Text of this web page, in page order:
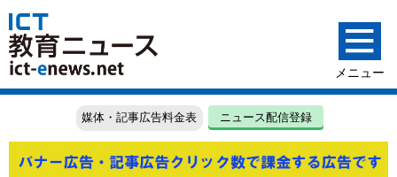
媒体・記事広告料金表 ニュース配信登録